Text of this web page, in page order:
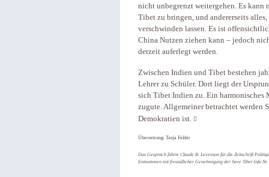
nicht unbegrenzt weitergehen. Es
Tibet zu bringen, und andererseits
verschwinden lassen. Es ist
China Nutzen ziehen kann – jedoch
derzeit auferlegt werden.
Zwischen Indien und Tibet bestehen
Lehrer zu Schüler. Dort liegt der
sich Tibet Indien zu. Ein harmonisches
zugute. Allgemeiner betrachtet werden
Demokratien ist. 
Übersetzung: Tanja Felder
Das Gespräch führte Claude B. Levenson für die Zeitschrift
Entnommen mit freundlicher Genehmigung der Save Tibet Info Nr.